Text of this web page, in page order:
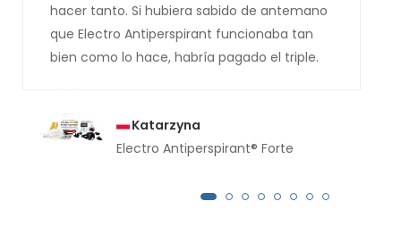
hacer tanto. Si hubiera sabido de antemano
que Electro Antiperspirant funcionaba tan
bien como lo hace, habría pagado el triple.
Katarzyna
Electro Antiperspirant® Forte